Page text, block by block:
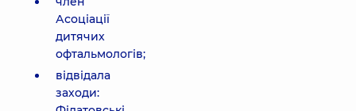
Асоціації
дитячих
офтальмологів;
відвідала
заходи: